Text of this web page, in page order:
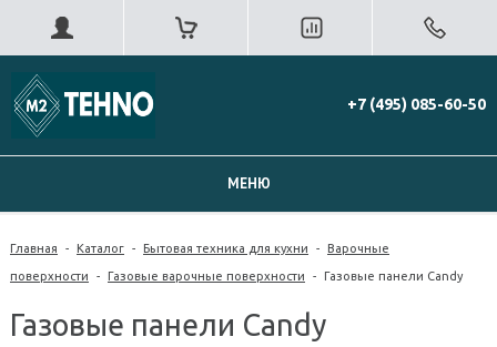
+7 (495) 085-60-50
МЕНЮ
Главная - Каталог - Бытовая техника для кухни - Варочные
поверхности - Газовые варочные поверхности - Газовые панели Candy
Газовые панели Candy